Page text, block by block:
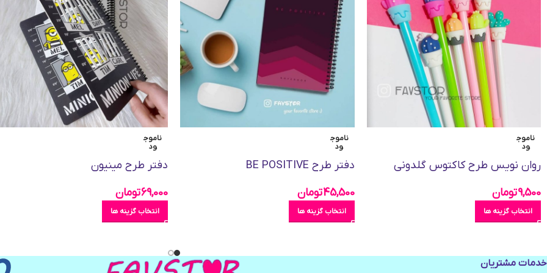
ناموج
ود
روان نویس طرح کاکتوس گلدونی
9,500تومان
انتخاب گزینه ها
ناموج
ود
دفتر طرح BE POSITIVE
45,500تومان
انتخاب گزینه ها
ناموج
ود
دفتر طرح مینیون
69,000تومان
انتخاب گزینه ها
خدمات مشتریان